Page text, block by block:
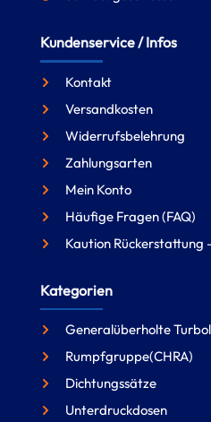
Kundenservice / Infos
Kontakt
Versandkosten
Widerrufsbelehrung
Zahlungsarten
Mein Konto
Häufige Fragen (FAQ)
Kaution Rückerstattung
Kategorien
Generalüberholte
Rumpfgruppe(CHRA)
Dichtungssätze
Unterdruckdosen